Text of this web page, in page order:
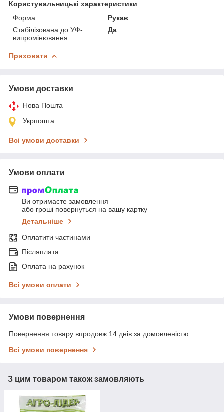
Користувальницькі характеристики
Форма
Рукав
Стабілізована до УФ-
випромінювання
Да
Приховати
Умови доставки
Нова Пошта
Укрпошта
Всі умови доставки
Умови оплати
Ви отримаєте замовлення
або гроші повернуться на вашу картку
Детальніше
Оплатити частинами
Післяплата
Оплата на рахунок
Всі умови оплати
Умови повернення
Повернення товару впродовж 14 днів за домовленістю
Всі умови повернення
З цим товаром також замовляють